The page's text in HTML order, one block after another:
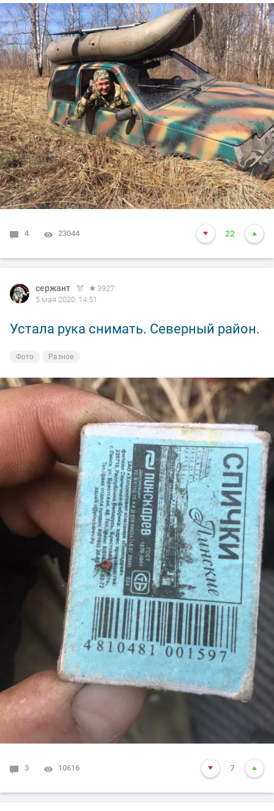
4 23044 22
сержант
3927
5 мая 2020, 14:51
Устала рука снимать. Северный район.
Фото Разное
3 10616 7